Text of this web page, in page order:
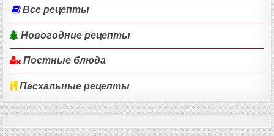
Все рецепты
Новогодние рецепты
Постные блюда
Пасхальные рецепты